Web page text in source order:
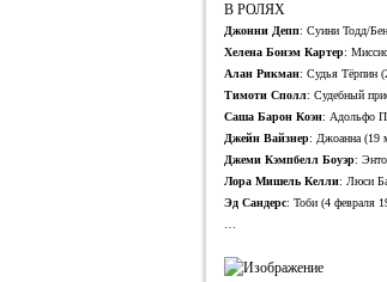
В РОЛЯХ
Джонни Депп: Суини Тодд/
Хелена Бонэм Картер:
Алан Рикман: Судья Тёрпин
Тимоти Сполл: Судебный
Саша Барон Коэн: Адольфо
Джейн Вайзнер: Джоанна (19
Джеми Кэмпбелл Боуэр:
Лора Мишель Келли: Люси
Эд Сандерс: Тоби (4 февраля